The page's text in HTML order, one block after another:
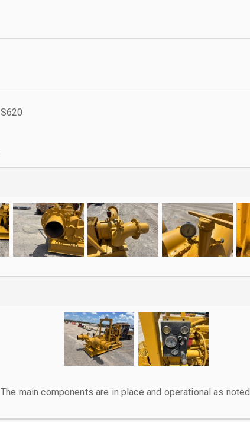
S620
The main components are in place and operational as noted.